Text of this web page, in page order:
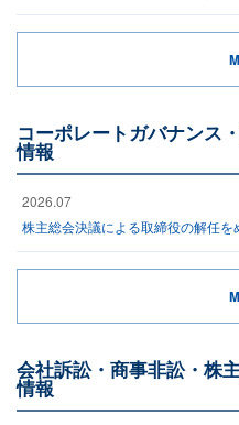
コーポレートガバナンス
情報
2026.07
株主総会決議による取締役の解任を
会社訴訟・商事非訟・株
情報